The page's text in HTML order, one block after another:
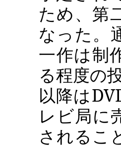
ため、第
なった。
一作は制
る程度の
以降は
レビ局に
されるこ